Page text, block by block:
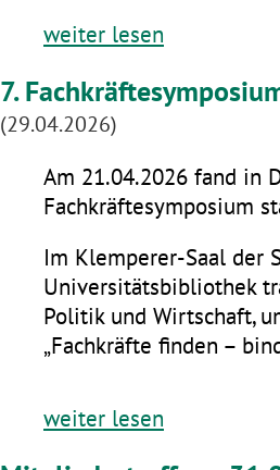
weiter lesen
7.
(29.04.2026)
Am 21.04.2026 fand in
Fachkräftesymposium
Im Klemperer-Saal der
Universitätsbibliothek
Politik und Wirtschaft,
„Fachkräfte finden –
weiter lesen